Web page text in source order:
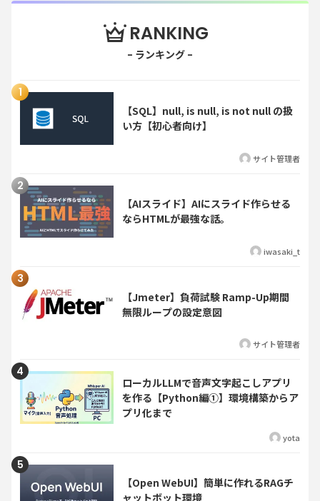
RANKING
【SQL】null, is null, is not null の扱
い方【初心者向け】
サイト管理者
【AIスライド】AIにスライド作らせる
ならHTMLが最強な話。
iwasaki_t
【Jmeter】負荷試験 Ramp-Up期間
無限ループの設定意図
サイト管理者
ローカルLLMで音声文字起こしアプリ
を作る【Python編①】環境構築からア
プリ化まで
yota
【Open WebUI】簡単に作れるRAGチ
ャットボット環境